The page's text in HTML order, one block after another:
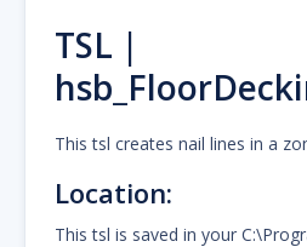
TSL |
This tsl creates nail lines in a
Location:
This tsl is saved in your